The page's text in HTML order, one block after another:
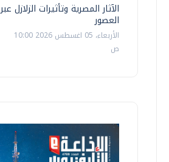
الآثار المصرية وتأثيرات الزلازل عبر
العصور
الأربعاء، 05 اغسطس 2026 10:00
ص